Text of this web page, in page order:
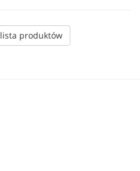
lista produktów